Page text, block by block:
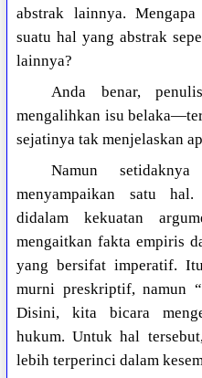
abstrak lainnya.
suatu hal yang abstrak
lainnya?
Anda benar,
mengalihkan isu
sejatinya tak menjelaskan
Namun
menyampaikan satu
didalam kekuatan
mengaitkan fakta empiris
yang bersifat imperatif.
murni preskriptif, namun
Disini, kita bicara
hukum. Untuk hal
lebih terperinci dalam